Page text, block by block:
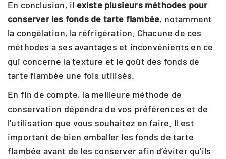
En conclusion, il existe plusieurs méthodes pour
conserver les fonds de tarte flambée, notamment
la congélation, la réfrigération. Chacune de ces
méthodes a ses avantages et inconvénients en ce
qui concerne la texture et le goût des fonds de
tarte flambée une fois utilisés.
En fin de compte, la meilleure méthode de
conservation dépendra de vos préférences et de
l’utilisation que vous souhaitez en faire. Il est
important de bien emballer les fonds de tarte
flambée avant de les conserver afin d’éviter qu’ils